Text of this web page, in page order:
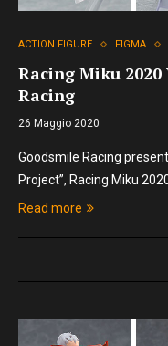
ACTION FIGURE FIGMA
Racing Miku 2020
Racing
26 Maggio 2020
Goodsmile Racing
Project”, Racing Miku
Read more